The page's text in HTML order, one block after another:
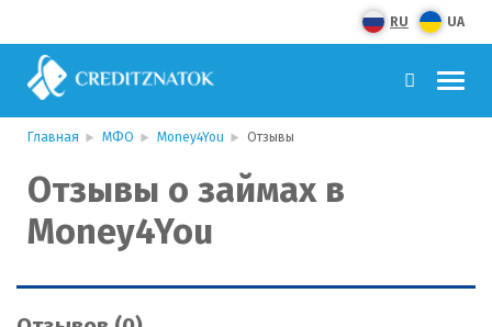
RU UA
Главная МФО Money4You Отзывы
Отзывы о займах в
Money4You